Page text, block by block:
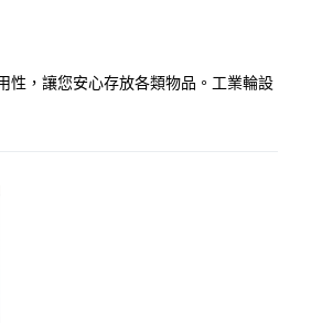
性，讓您安心存放各類物品。工業輪設